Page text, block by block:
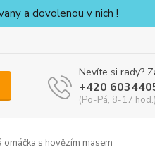
a dovolenou v nich !
Nevíte si rady?
+420
(Po-Pá, 8-17 hod.)
omáčka s hovězím masem